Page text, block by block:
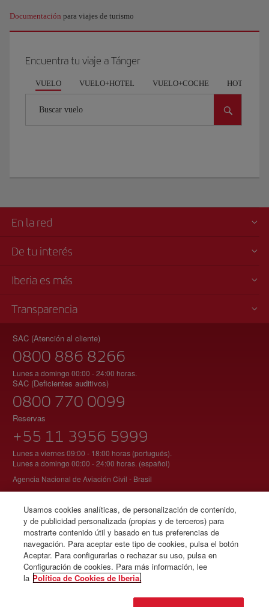
Documentación para viajes de turismo
Encuentra tu viaje a Tánger
VUELO VUELO+HOTEL VUELO+COCHE HOTEL
Buscar vuelo
En la red
De tu interés
Iberia es más
Transparencia
SAC (Atención al cliente)
0800 886 8266
Lunes a domingo 00:00 - 24:00 horas.
SAC (Deficientes auditivos)
0800 770 0099
Reservas
+55 11 3956 5999
Lunes a viernes 09:00 - 18:00 horas (portugués).
Lunes a domingo 00:00 - 24:00 horas. (español)
Agencia Nacional de Aviación Civil - Brasil
© Iberia 2026
Usamos cookies analíticas, de personalización de contenido,
y de publicidad personalizada (propias y de terceros) para
mostrarte contenido útil y basado en tus preferencias de
navegación. Para aceptar este tipo de cookies, pulsa el botón
Aceptar. Para configurarlas o rechazar su uso, pulsa en
Configuración de cookies. Para más información, lee
la Política de Cookies de Iberia.